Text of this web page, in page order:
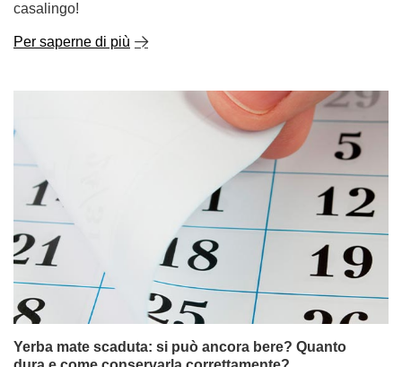
I sorprendenti benefici della camomilla: scoprite il
suo potere nel tè e non solo!
Se vi ricorda l'infanzia, il calore della casa e i rimedi
naturali per il raffreddore, siete sulla strada giusta. La
camomilla è una pianta conosciuta e apprezzata da
secoli, utilizzata sia nella medicina naturale che in
cucina. Quasi sicuramente la troverete nell'armadietto
dei medicinali di vostra nonna. Ma sapevate quante
proprietà della camomilla potrebbero sorprendervi? E
che può essere non solo un ingrediente a sé stante, ma
anche un'aggiunta ideale alla yerba mate? Scoprite cosa
rende la camomilla molto più di un semplice rimedio